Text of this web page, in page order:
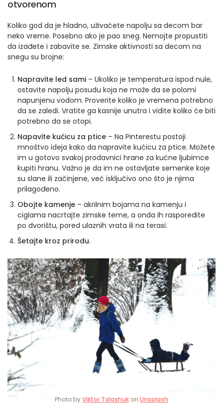
otvorenom
Koliko god da je hladno, uživaćete napolju sa decom bar
neko vreme. Posebno ako je pao sneg. Nemojte propustiti
da izađete i zabavite se. Zimske aktivnosti sa decom na
snegu su brojne:
Napravite led sami – Ukoliko je temperatura ispod nule,
ostavite napolju posudu koja ne može da se polomi
napunjenu vodom. Proverite koliko je vremena potrebno
da se zaledi. Vratite ga kasnije unutra i vidite koliko će biti
potrebno da se otopi.
Napavite kućicu za ptice – Na Pinterestu postoji
mnoštvo ideja kako da napravite kućicu za ptice. Možete
im u gotovo svakoj prodavnici hrane za kućne ljubimce
kupiti hranu. Važno je da im ne ostavljate semenke koje
su slane ili začinjene, već isključivo ono što je njima
prilagođeno.
Obojte kamenje – akrilnim bojama na kamenju i
ciglama nacrtajte zimske teme, a onda ih rasporedite
po dvorištu, pored ulaznih vrata ili na terasi.
Šetajte kroz prirodu.
Photo byViktor Talashuk on Unsplash